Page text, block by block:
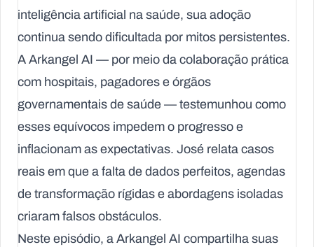
inteligência artificial na saúde, sua adoção
continua sendo dificultada por mitos persistentes.
A Arkangel AI — por meio da colaboração prática
com hospitais, pagadores e órgãos
governamentais de saúde — testemunhou como
esses equívocos impedem o progresso e
inflacionam as expectativas. José relata casos
reais em que a falta de dados perfeitos, agendas
de transformação rígidas e abordagens isoladas
criaram falsos obstáculos.
Neste episódio, a Arkangel AI compartilha suas